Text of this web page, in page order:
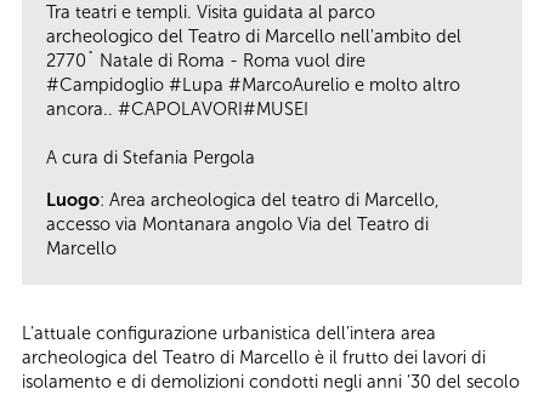
Tra teatri e templi. Visita guidata al parco
archeologico del Teatro di Marcello nell'ambito del
2770˚ Natale di Roma - Roma vuol dire
#Campidoglio #Lupa #MarcoAurelio e molto altro
ancora.. #CAPOLAVORI#MUSEI
A cura di Stefania Pergola
Luogo: Area archeologica del teatro di Marcello,
accesso via Montanara angolo Via del Teatro di
Marcello
L’attuale configurazione urbanistica dell’intera area
archeologica del Teatro di Marcello è il frutto dei lavori di
isolamento e di demolizioni condotti negli anni ’30 del secolo